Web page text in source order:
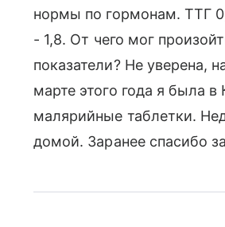
нормы по гормонам. ТТГ
- 1,8. От чего мог
показатели? Не уверена,
марте этого года я была
малярийные таблетки.
домой. Заранее спасибо